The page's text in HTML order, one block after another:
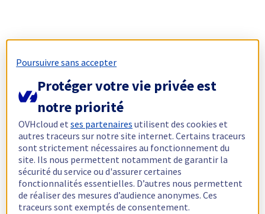
Poursuivre sans accepter
Protéger votre vie privée est
notre priorité
OVHcloud etses partenaires utilisent des cookies et
autres traceurs sur notre site internet. Certains traceurs
sont strictement nécessaires au fonctionnement du
site. Ils nous permettent notamment de garantir la
sécurité du service ou d'assurer certaines
fonctionnalités essentielles. D’autres nous permettent
de réaliser des mesures d’audience anonymes. Ces
traceurs sont exemptés de consentement.